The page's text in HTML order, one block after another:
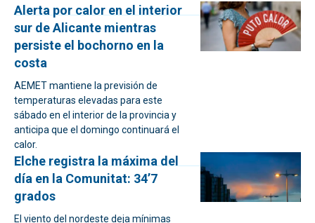
Alerta por calor en el interior
sur de Alicante mientras
persiste el bochorno en la
costa
AEMET mantiene la previsión de
temperaturas elevadas para este
sábado en el interior de la provincia y
anticipa que el domingo continuará el
calor.
Elche registra la máxima del
día en la Comunitat: 34’7
grados
El viento del nordeste deja mínimas